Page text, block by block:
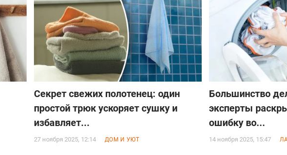
Секрет свежих полотенец: один
простой трюк ускоряет сушку и
избавляет...
27 ноября 2025, 12:14 ДОМ И УЮТ
Большинство
эксперты
ошибку во...
14 ноября 2025, 15:47